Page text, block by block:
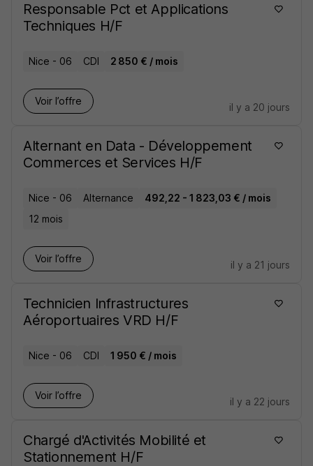
Responsable Pct et Applications
Techniques H/F
Nice - 06 CDI 2 850 € / mois
Voir l’offre
il y a 20 jours
Alternant en Data - Développement
Commerces et Services H/F
Nice - 06 Alternance
492,22 - 1 823,03 € / mois
12 mois
Voir l’offre
il y a 21 jours
Technicien Infrastructures
Aéroportuaires VRD H/F
Nice - 06 CDI 1 950 € / mois
Voir l’offre
il y a 22 jours
Chargé d'Activités Mobilité et
Stationnement H/F